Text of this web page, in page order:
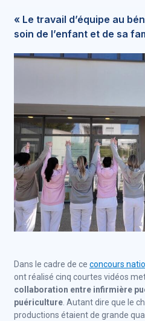
« Le travail d’équipe au
soin de l’enfant et de sa
Dans le cadre de ce concours
ont réalisé cinq courtes vidéos
collaboration entre infirmière
puériculture. Autant dire que le
productions étaient de grande